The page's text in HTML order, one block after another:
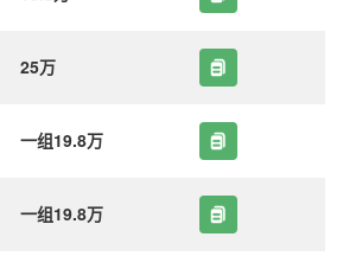
25万
一组19.8万
一组19.8万